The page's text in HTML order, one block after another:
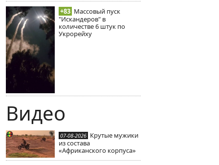
+83 Массовый пуск
"Искандеров" в
количестве 6 штук по
Укрорейху
Видео
07-08-2026 Крутые мужики
из состава
«Африканского корпуса»